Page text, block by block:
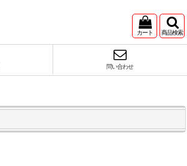
カート 商品検索
問い合わせ